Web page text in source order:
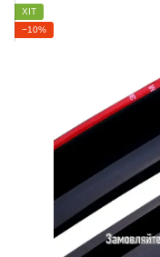
ХІТ
−10%